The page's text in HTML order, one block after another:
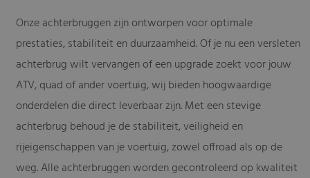
Onze achterbruggen zijn ontworpen voor optimale
prestaties, stabiliteit en duurzaamheid. Of je nu een versleten
achterbrug wilt vervangen of een upgrade zoekt voor jouw
ATV, quad of ander voertuig, wij bieden hoogwaardige
onderdelen die direct leverbaar zijn. Met een stevige
achterbrug behoud je de stabiliteit, veiligheid en
rijeigenschappen van je voertuig, zowel offroad als op de
weg. Alle achterbruggen worden gecontroleerd op kwaliteit